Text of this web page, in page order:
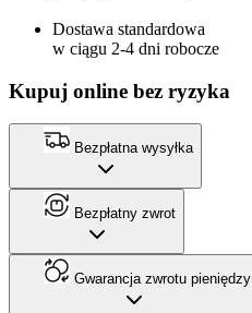
Dostawa standardowa
w ciągu 2-4 dni robocze
Kupuj online bez ryzyka
Bezpłatna wysyłka
Bezpłatny zwrot
Gwarancja zwrotu pieniędzy